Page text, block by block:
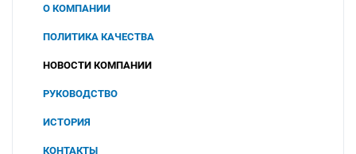
О КОМПАНИИ
ПОЛИТИКА КАЧЕСТВА
НОВОСТИ КОМПАНИИ
РУКОВОДСТВО
ИСТОРИЯ
КОНТАКТЫ